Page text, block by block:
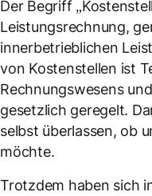
Der Begriff
Leistungsrechnung,
innerbetrieblichen
von Kostenstellen ist
Rechnungswesens
gesetzlich geregelt.
selbst überlassen, ob
möchte.
Trotzdem haben sich